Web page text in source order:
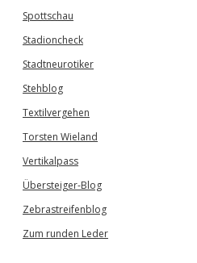
Spottschau
Stadioncheck
Stadtneurotiker
Stehblog
Textilvergehen
Torsten Wieland
Vertikalpass
Übersteiger-Blog
Zebrastreifenblog
Zum runden Leder